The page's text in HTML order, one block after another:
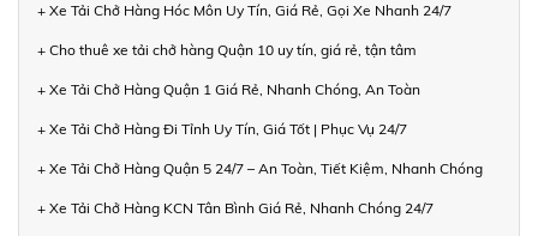
+ Xe Tải Chở Hàng Hóc Môn Uy Tín, Giá Rẻ, Gọi Xe Nhanh 24/7
+ Cho thuê xe tải chở hàng Quận 10 uy tín, giá rẻ, tận tâm
+ Xe Tải Chở Hàng Quận 1 Giá Rẻ, Nhanh Chóng, An Toàn
+ Xe Tải Chở Hàng Đi Tỉnh Uy Tín, Giá Tốt | Phục Vụ 24/7
+ Xe Tải Chở Hàng Quận 5 24/7 – An Toàn, Tiết Kiệm, Nhanh Chóng
+ Xe Tải Chở Hàng KCN Tân Bình Giá Rẻ, Nhanh Chóng 24/7